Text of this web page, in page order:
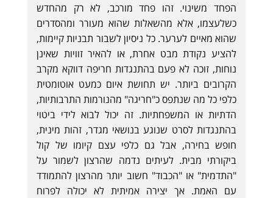
הפחד משינוי. זהו פחד מורכב, לא רק מהחדש
כשלעצמו, אלא מהשאלות שהוא מעורר ומהסדרים
שהוא מאיים לערער. כל ניסיון לשבור תבניות קיימות,
להציע נקודת מבט אחרת, או להאיר זוויות שאינן
נוחות, זוכה לא פעם בהתנגדות חריפה דווקא מקרב
הקרובים ביותר. יש תחושת איום כמעט אוטומטית
כלפי כל מה שנתפס כ"חריגה" מהנורמות התרבותיות,
הדתיות או המשפחתיות. זה יכול לבוא לידי ביטוי
בהתנגדות לסרט שנוגע בנושאי מגדר, זהות מינית,
חופש בחירה, אבל גם כלפי עצם קיומו של קול
ביקורתי מבית. לעיתים נדמה שהרצון לשמור על
"התדמית" או "הכבוד" חשוב יותר מהרצון להתמודד
עם האמת. אך יצירה אמיתית לא יכולה לפרוח